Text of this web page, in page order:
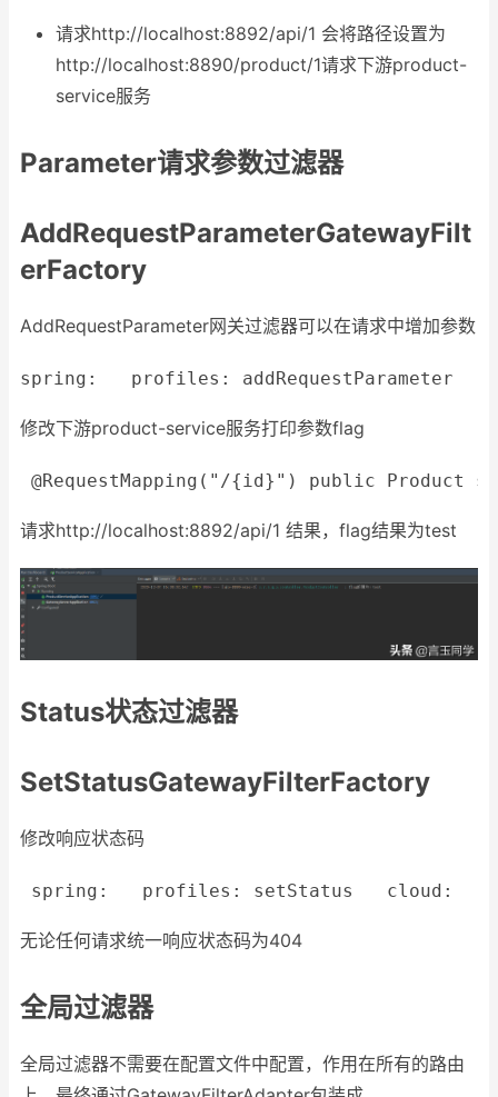
请求http://localhost:8892/api/1 会将路径设置为
http://localhost:8890/product/1请求下游product-
service服务
Parameter请求参数过滤器
AddRequestParameterGatewayFilt
erFactory
AddRequestParameter网关过滤器可以在请求中增加参数
spring: profiles: addRequestParameter
修改下游product-service服务打印参数flag
@RequestMapping ( "/{id}" ) public Product
请求http://localhost:8892/api/1 结果，flag结果为test
Status状态过滤器
SetStatusGatewayFilterFactory
修改响应状态码
spring: profiles: setStatus cloud:
无论任何请求统一响应状态码为404
全局过滤器
全局过滤器不需要在配置文件中配置，作用在所有的路由